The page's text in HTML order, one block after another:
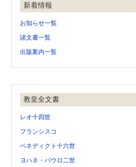
新着情報
お知らせ一覧
諸文書一覧
出版案内一覧
教皇全文書
レオ十四世
フランシスコ
ベネディクト十六世
ヨハネ・パウロ二世